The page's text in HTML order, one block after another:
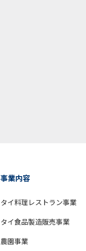
事業内容
タイ料理レストラン事業
タイ食品製造販売事業
農園事業